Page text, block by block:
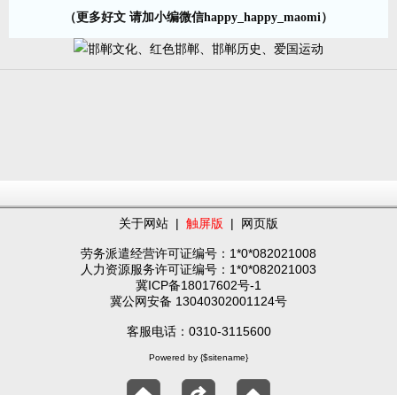
（更多好文 请加小编微信happy_happy_maomi）
关于网站 | 触屏版 | 网页版
劳务派遣经营许可证编号：1*0*082021008
人力资源服务许可证编号：1*0*082021003
冀ICP备18017602号-1
冀公网安备 13040302001124号
客服电话：0310-3115600
Powered by {$sitename}